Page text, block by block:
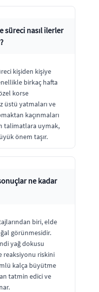
süreci nasıl ilerler
kişiden kişiye
birkaç hafta
korse
üstü yatmaları ve
kaçınmaları
talimatlara uymak,
önem taşır.
ne kadar
biri, elde
görünmesidir.
yağ dokusu
reaksiyonu riskini
kalça büyütme
tatmin edici ve